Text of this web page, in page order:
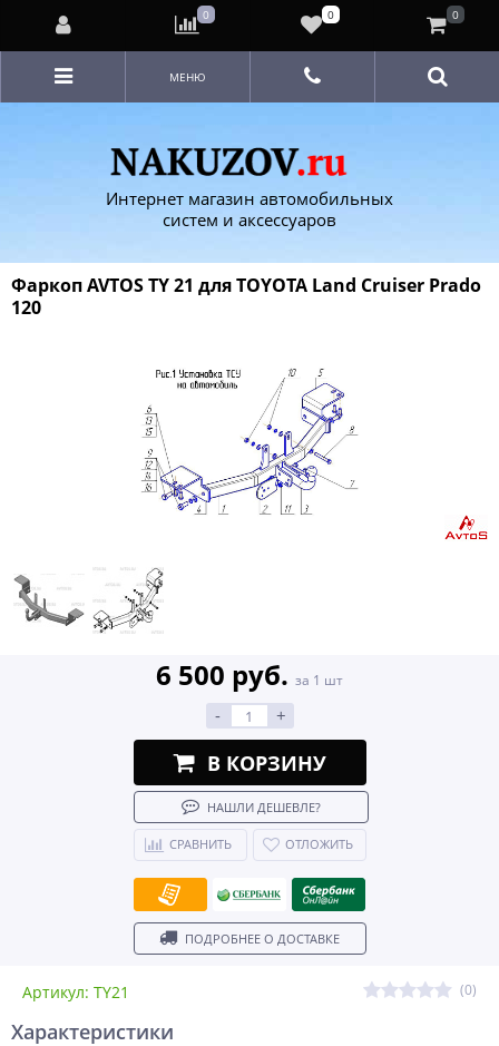
Интернет магазин автомобильных
систем и аксессуаров
МЕНЮ
Фаркоп AVTOS TY 21 для TOYOTA Land Cruiser Prado
120
Артикул: TY21 (0)
6 500 руб. за 1 шт
- +
В КОРЗИНУ
НАШЛИ ДЕШЕВЛЕ?
СРАВНИТЬ ОТЛОЖИТЬ
ПОДРОБНЕЕ О ДОСТАВКЕ
Характеристики
0 0 0